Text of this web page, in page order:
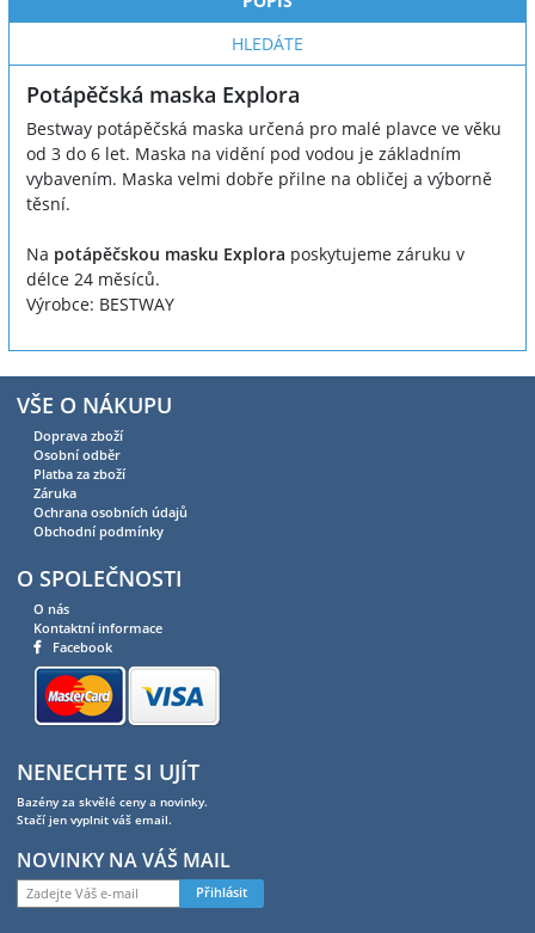
HLEDÁTE
Potápěčská maska Explora
Bestway potápěčská maska určená pro malé plavce ve věku
od 3 do 6 let. Maska na vidění pod vodou je základním
vybavením. Maska velmi dobře přilne na obličej a výborně
těsní.
Na potápěčskou masku Explora poskytujeme záruku v
délce 24 měsíců.
Výrobce: BESTWAY
VŠE O NÁKUPU
Doprava zboží
Osobní odběr
Platba za zboží
Záruka
Ochrana osobních údajů
Obchodní podmínky
O SPOLEČNOSTI
O nás
Kontaktní informace
Facebook
NENECHTE SI UJÍT
Bazény za skvělé ceny a novinky.
Stačí jen vyplnit váš email.
NOVINKY NA VÁŠ MAIL
Přihlásit